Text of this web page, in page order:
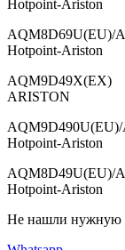
Hotpoint-Ariston
AQM8D69U(EU)/A
Hotpoint-Ariston
AQM9D49X(EX)
ARISTON
AQM9D490U(EU)/
Hotpoint-Ariston
AQM8D49U(EU)/
Hotpoint-Ariston
Не нашли нужную